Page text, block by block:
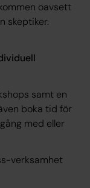
oavsett
skeptiker.
samt en
boka tid för
med eller
verksamhet